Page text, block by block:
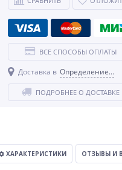
ВСЕ СПОСОБЫ ОПЛАТЫ
Доставка в Определение...
ПОДРОБНЕЕ О ДОСТАВКЕ
ХАРАКТЕРИСТИКИ ОТЗЫВЫ И